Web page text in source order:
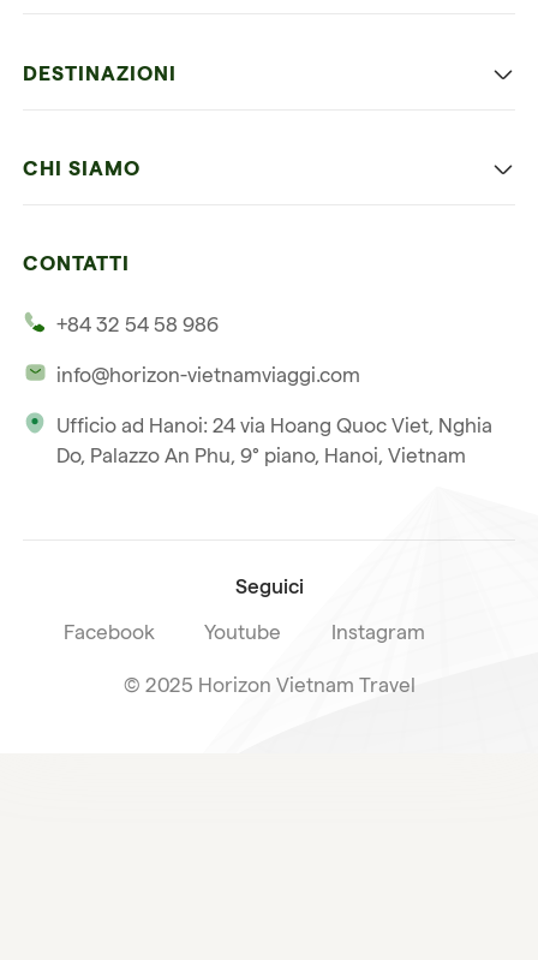
Iscriviti alla nostra
Vietnam e Cambogia
DESTINAZIONI
CHI SIAMO
La nostra licenza internazionale
CONTATTI
+84 32 54 58 986
info@horizon-vietnamviaggi.com
Ufficio ad Hanoi: 24 via Hoang Quoc Viet, Nghia
Do, Palazzo An Phu, 9° piano, Hanoi, Vietnam
Seguici
Facebook Youtube Instagram
© 2025 Horizon Vietnam Travel